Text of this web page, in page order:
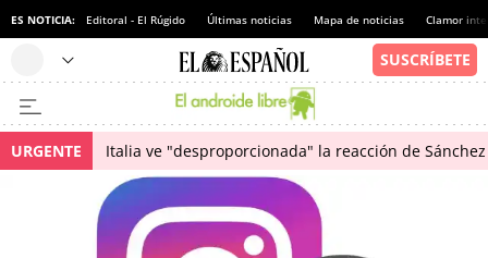
ES NOTICIA: Editoral - El Rúgido Últimas noticias Mapa de noticias Clamor
URGENTE Italia ve "desproporcionada" la reacción de